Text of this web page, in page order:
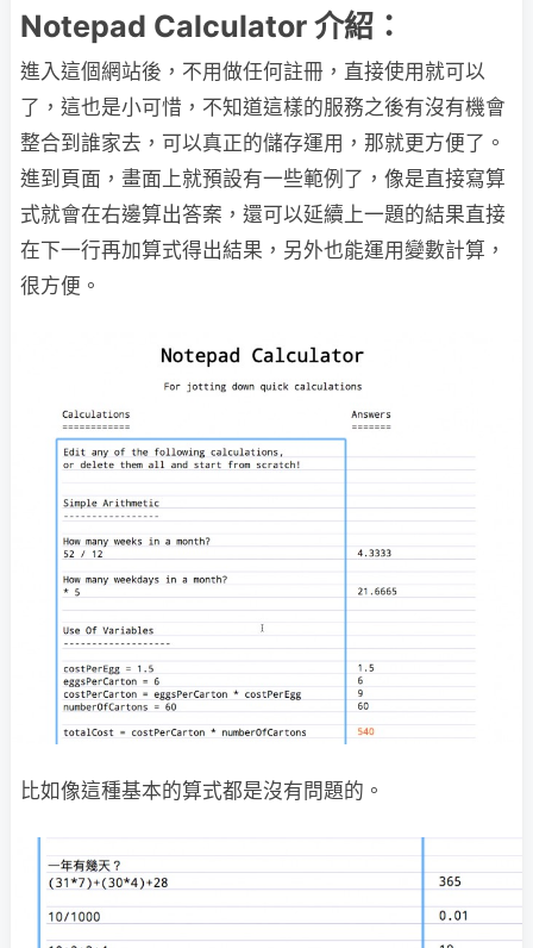
Notepad Calculator 介紹：
進入這個網站後，不用做任何註冊，直接使用就可以
了，這也是小可惜，不知道這樣的服務之後有沒有機會
整合到誰家去，可以真正的儲存運用，那就更方便了。
進到頁面，畫面上就預設有一些範例了，像是直接寫算
式就會在右邊算出答案，還可以延續上一題的結果直接
在下一行再加算式得出結果，另外也能運用變數計算，
很方便。
比如像這種基本的算式都是沒有問題的。